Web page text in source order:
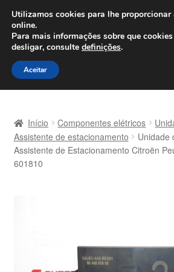
ENVIO a partir de
Seg-Sex, das 9h às 16h
Ir
para
a
Saltar
para
o
Carrinho
Confira
Início Componentes elétricos
Assistente de estacionamento
Unidade
Assistente de Estacionamento Citroën
601810
Utilizamos cookies para lhe proporcionar
online.
Para mais informações sobre que
desligar, consulte definições.
Aceitar